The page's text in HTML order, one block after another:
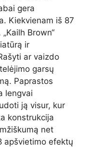
gera
Kiekvienam iš 87
Brown“
ir
ar vaizdo
garsų
Paprastos
lengvai
ją visur, kur
konstrukcija
net
apšvietimo efektų